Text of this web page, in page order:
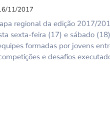
11/2017
regional da edição 2017/
sexta-feira (17) e sábado
formadas por jovens
e desafios